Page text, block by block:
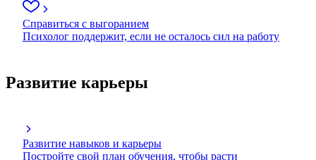
Справиться с выгоранием
Психолог поддержит, если не осталось сил на работу
Развитие карьеры
Развитие навыков и карьеры
Постройте свой план обучения, чтобы расти